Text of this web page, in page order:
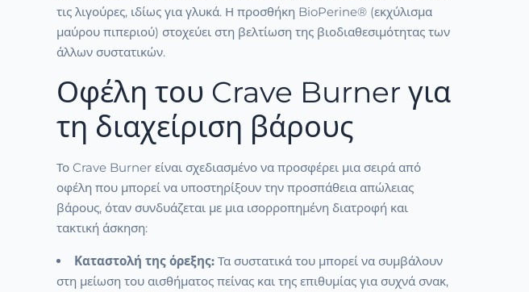
τις λιγούρες, ιδίως για γλυκά. Η προσθήκη BioPerine® (εκχύλισμα
μαύρου πιπεριού) στοχεύει στη βελτίωση της βιοδιαθεσιμότητας των
άλλων συστατικών.
Οφέλη του Crave Burner για
τη διαχείριση βάρους
Το Crave Burner είναι σχεδιασμένο να προσφέρει μια σειρά από
οφέλη που μπορεί να υποστηρίξουν την προσπάθεια απώλειας
βάρους, όταν συνδυάζεται με μια ισορροπημένη διατροφή και
τακτική άσκηση:
Καταστολή της όρεξης:Τα συστατικά του μπορεί να συμβάλουν
στη μείωση του αισθήματος πείνας και της επιθυμίας για συχνά σνακ,